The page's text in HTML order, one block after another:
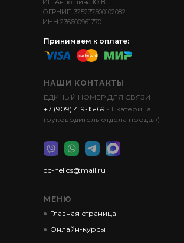
Главная страница
Онлайн-курсы
МЕНЮ
dc-helios@mail.ru
ЕДИНЫЙ НОМЕР ДЛЯ СВЯЗИ
+7 (909) 419-15-69 - Екатерина
(руководитель отдела продаж)
НАШИ КОНТАКТЫ
ИП Антюшина Ю.В.
ОГРНИП 325237500102082
ИНН 236600961770
Принимаем к оплате: